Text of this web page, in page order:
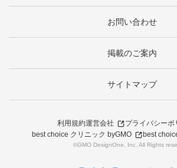
お問い合わせ
掲載のご案内
サイトマップ
利用規約運営会社
プライバシーポ
best choice クリニック byGMO
best
©GMO DesignOne, Inc. All Rights